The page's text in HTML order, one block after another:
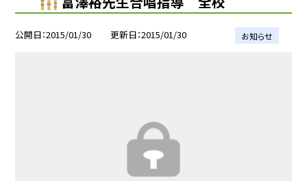
公開日 2015/01/30 更新日 2015/01/30 お知らせ